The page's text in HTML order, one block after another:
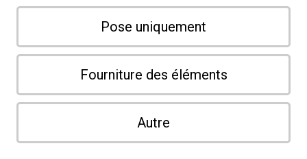
Pose uniquement
Fourniture des éléments
Autre